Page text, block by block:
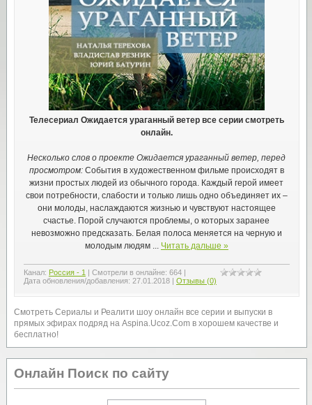
Телесериал Ожидается ураганный ветер все серии смотреть
онлайн.
Несколько слов о проекте Ожидается ураганный ветер, перед
просмотром:События в художественном фильме происходят в
жизни простых людей из обычного города. Каждый герой имеет
свои потребности, слабости и только лишь одно объединяет их –
они молоды, наслаждаются жизнью и чувствуют настоящее
счастье. Порой случаются проблемы, о которых заранее
невозможно предсказать. Белая полоса меняется на черную и
молодым людям
Читать дальше »
Канал: Россия - 1 | Смотрели в онлайне: 664|
Дата обновления/добавления: 27.01.2018 | Отзывы (0)
Смотреть Сериалы и Реалити шоу онлайн все серии и выпуски в
прямых эфирах подряд на Aspina.Ucoz.Com в хорошем качестве и
бесплатно!
Онлайн Поиск по сайту